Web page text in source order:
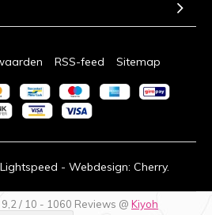
Lightspeed - Webdesign: Cherry.
RSS-feed Sitemap
9,2 / 10 - 1060 Reviews @ Kiyoh